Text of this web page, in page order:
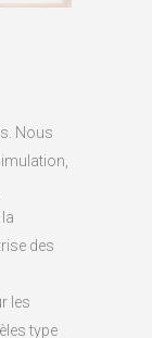
Nous
des
les
type